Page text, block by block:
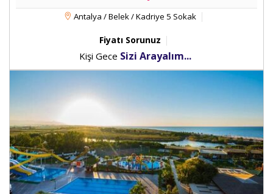
Antalya / Belek / Kadriye 5 Sokak
Fiyatı Sorunuz
Kişi Gece Sizi Arayalım...